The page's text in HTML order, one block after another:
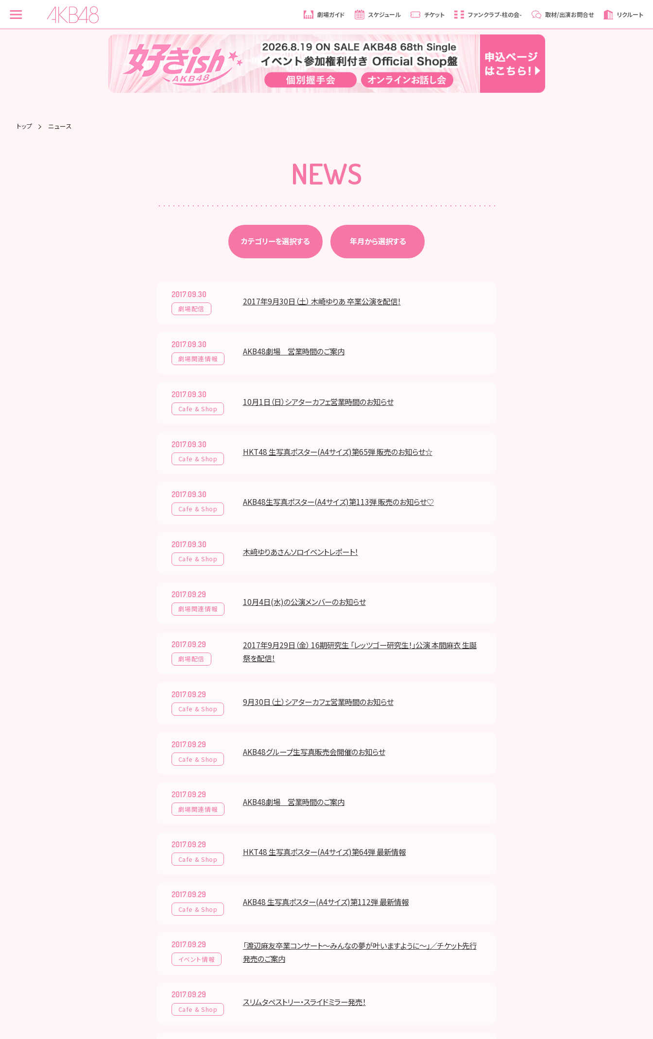
劇場ガイド スケジュール チケット ファンクラブ-柱の会- 取材/出演お問合せ リクルート
トップ ニュース
NEWS
カテゴリーを選択する 年月から選択する
2017.09.30
劇場配信
2017年9月30日（土） 木崎ゆりあ 卒業公演を配信！
2017.09.30
劇場関連情報
AKB48劇場 営業時間のご案内
2017.09.30
Cafe & Shop
10月1日（日）シアターカフェ営業時間のお知らせ
2017.09.30
Cafe & Shop
HKT48 生写真ポスター(A4サイズ)第65弾 販売のお知らせ☆
2017.09.30
Cafe & Shop
AKB48生写真ポスター(A4サイズ)第113弾 販売のお知らせ♡
2017.09.30
Cafe & Shop
木﨑ゆりあさんソロイベントレポート！
2017.09.29
劇場関連情報
10月4日(水)の公演メンバーのお知らせ
2017.09.29
劇場配信
2017年9月29日（金） 16期研究生 「レッツゴー研究生！」公演 本間麻衣 生誕
祭を配信！
2017.09.29
Cafe & Shop
9月30日（土）シアターカフェ営業時間のお知らせ
2017.09.29
Cafe & Shop
AKB48グループ生写真販売会開催のお知らせ
2017.09.29
劇場関連情報
AKB48劇場 営業時間のご案内
2017.09.29
Cafe & Shop
HKT48 生写真ポスター(A4サイズ)第64弾 最新情報
2017.09.29
Cafe & Shop
AKB48 生写真ポスター(A4サイズ)第112弾 最新情報
2017.09.29
イベント情報
「渡辺麻友卒業コンサート～みんなの夢が叶いますように～」／チケット先行
発売のご案内
2017.09.29
Cafe & Shop
スリムタペストリー・スライドミラー発売！